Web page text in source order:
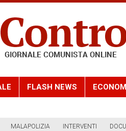
FLASH NEWS
MALAPOLIZIA INTERVENTI